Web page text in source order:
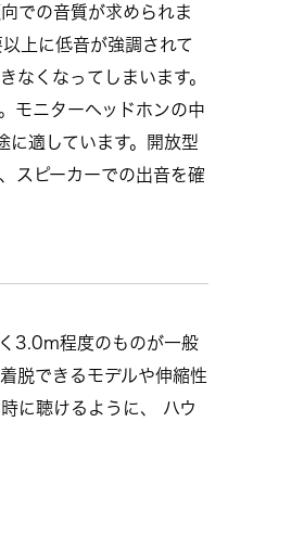
での音質が求められま
上に低音が強調されて
くなってしまいます。
モニターヘッドホンの中
適しています。開放型
スピーカーでの出音を確
3.0m程度のものが一般
脱できるモデルや伸縮性
に聴けるように、 ハウ